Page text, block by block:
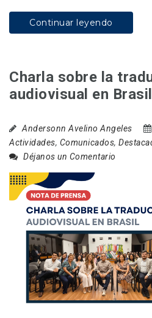
Continuar leyendo
Charla sobre la
audiovisual en Brasil
Andersonn Avelino Angeles
Actividades, Comunicados,
Déjanos un Comentario